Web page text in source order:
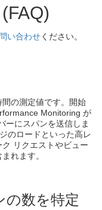
い合わせください。
の測定値です。開始
Monitoring が
ーにスパンを送信しま
のロードといった高レ
リクエストやビュー
れます。
の数を特定